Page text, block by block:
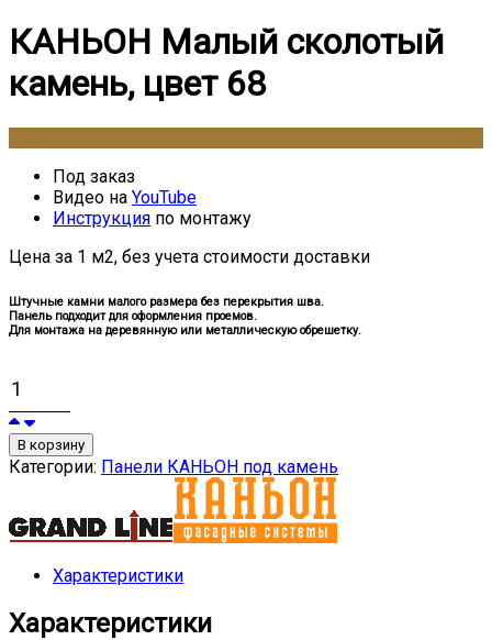
КАНЬОН Малый сколотый
камень, цвет 68
Под заказ
Видео на YouTube
Инструкция по монтажу
Цена за 1 м2, без учета стоимости доставки
Штучные камни малого размера без перекрытия шва.
Панель подходит для оформления проемов.
Для монтажа на деревянную или металлическую обрешетку.
В корзину
Категории: Панели КАНЬОН под камень
Характеристики
Характеристики